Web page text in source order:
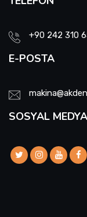
+90 242 310
E-POSTA
SOSYAL MEDYA